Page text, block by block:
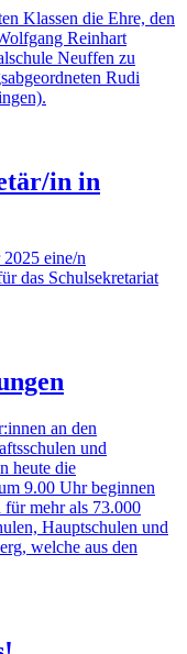
Klassen die Ehre, den
Reinhart
Neuffen zu
Rudi
in in
eine/n
das Schulsekretariat
an den
und
heute die
9.00 Uhr beginnen
mehr als 73.000
Hauptschulen und
welche aus den